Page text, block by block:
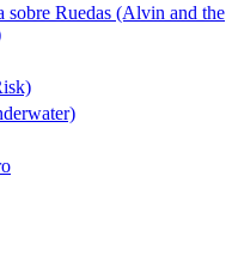
Ruedas (Alvin and the